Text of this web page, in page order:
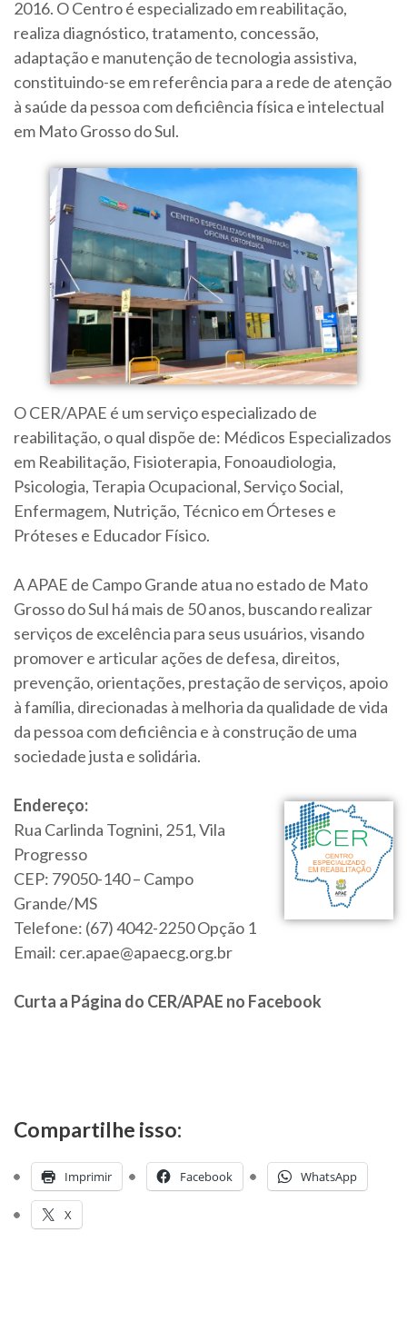
2016. O Centro é especializado em reabilitação,
realiza diagnóstico, tratamento, concessão,
adaptação e manutenção de tecnologia assistiva,
constituindo-se em referência para a rede de atenção
à saúde da pessoa com deficiência física e intelectual
em Mato Grosso do Sul.
O CER/APAE é um serviço especializado de
reabilitação, o qual dispõe de: Médicos Especializados
em Reabilitação, Fisioterapia, Fonoaudiologia,
Psicologia, Terapia Ocupacional, Serviço Social,
Enfermagem, Nutrição, Técnico em Órteses e
Próteses e Educador Físico.
A APAE de Campo Grande atua no estado de Mato
Grosso do Sul há mais de 50 anos, buscando realizar
serviços de excelência para seus usuários, visando
promover e articular ações de defesa, direitos,
prevenção, orientações, prestação de serviços, apoio
à família, direcionadas à melhoria da qualidade de vida
da pessoa com deficiência e à construção de uma
sociedade justa e solidária.
Endereço:
Rua Carlinda Tognini, 251, Vila
Progresso
CEP: 79050-140 – Campo
Grande/MS
Telefone: (67) 4042-2250 Opção 1
Email: cer.apae@apaecg.org.br
Curta a Página do CER/APAE no Facebook
Compartilhe isso:
Imprimir Facebook WhatsApp
X